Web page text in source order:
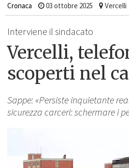
Cronaca 03 ottobre 2025 Vercelli
Interviene il sindacato
Vercelli,
scoperti nel
Sappe: «Persiste inquietante
sicurezza carceri: schermare i